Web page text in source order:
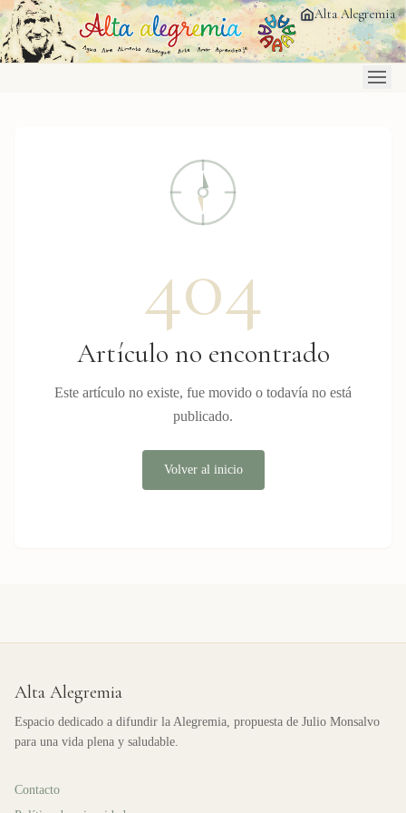
Saltar al contenido principal Alta Alegremia
404
Artículo no encontrado
Este artículo no existe, fue movido o todavía no está
publicado.
Volver al inicio
Alta Alegremia
Espacio dedicado a difundir la Alegremia, propuesta de Julio Monsalvo
para una vida plena y saludable.
Contacto